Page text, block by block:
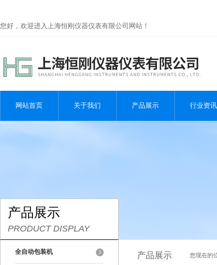
您好，欢迎进入上海恒刚仪器仪表有限公司网站！
网站首页 关于我们 产品展示 行业资讯
产品展示
PRODUCT DISPLAY
全自动包装机 产品展示 您现在的